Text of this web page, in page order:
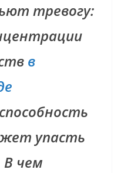
тревогу:
в
упасть
В чем